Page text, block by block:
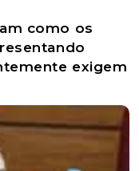
como os
exigem